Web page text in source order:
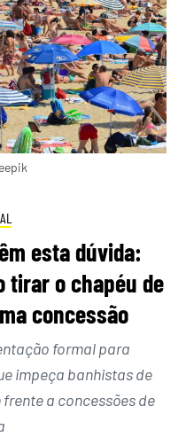
esta dúvida:
tirar o chapéu de
concessão
formal para
impeça banhistas de
a concessões de